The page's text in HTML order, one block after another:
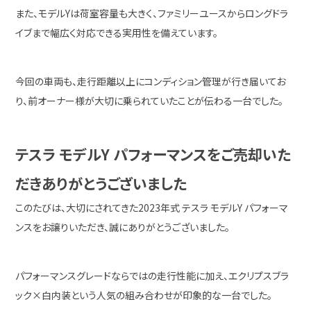
また、モデルYは荷室容量も大きく、ファミリーユースからロングドラ
イブまで幅広く対応できる実用性を備えています。
今回の車両も、走行距離以上にコンディション管理が行き届いてお
り、前オーナー様が大切に乗られていたことが伝わる一台でした。
テスラ モデルY パフォーマンスをご売却いた
だきありがとうございました
このたびは、大切にされてきた2023年式 テスラ モデルY パフォーマ
ンスをお譲りいただき、誠にありがとうございました。
パフォーマンスグレードならではの走行性能に加え、エクリプスブラ
ック×白内装という人気の組み合わせが印象的な一台でした。